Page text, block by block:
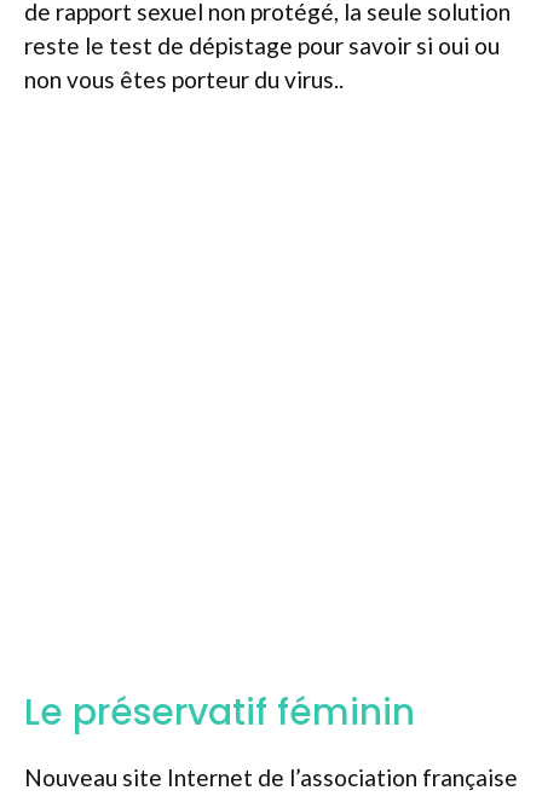
de rapport sexuel non protégé, la seule solution
reste le test de dépistage pour savoir si oui ou
non vous êtes porteur du virus..
Le préservatif féminin
Nouveau site Internet de l’association française